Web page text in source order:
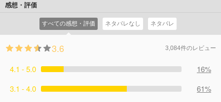
感想・評価
すべての感想・評価 ネタバレなし ネタバレ
3.6 3,084件のレビュー
4.1 - 5.0
16%
3.1 - 4.0
61%